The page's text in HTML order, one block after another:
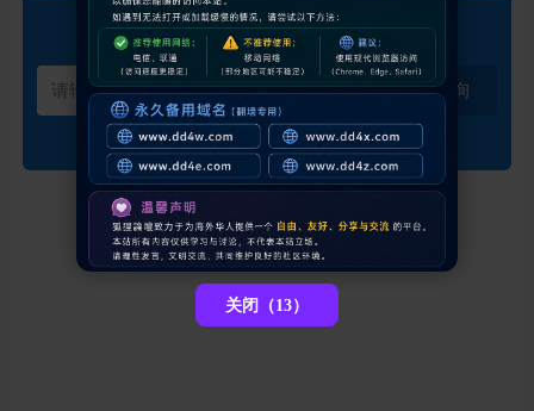
邀请码订单查询
查询
关闭（13）